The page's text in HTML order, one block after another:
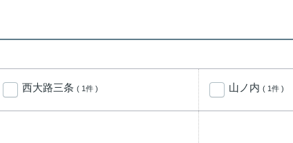
西大路三条 ( 1件 ) 山ノ内 ( 1件 )